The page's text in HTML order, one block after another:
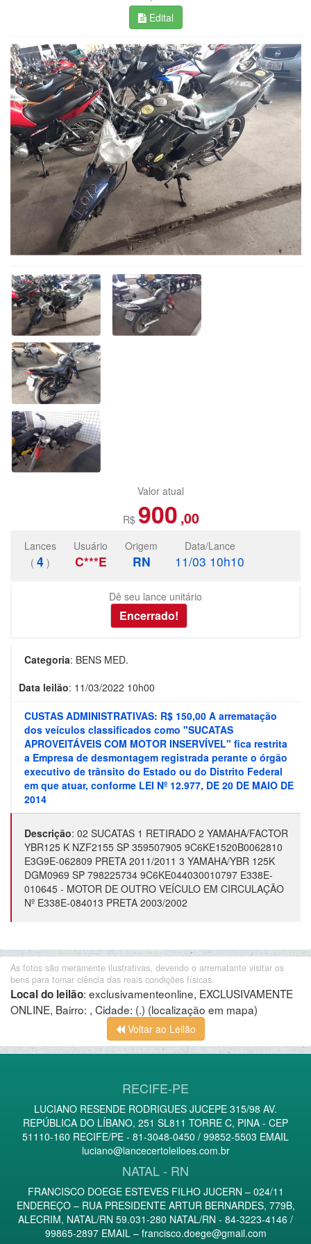
Edital
Valor atual
R$ 900 ,00
Lances
( 4 )
Usuário
C***E
Origem
RN
Data/Lance
11/03 10h10
Dê seu lance unitário
Categoria: BENS MED.
Data leilão: 11/03/2022 10h00
CUSTAS ADMINISTRATIVAS: R$ 150,00 A arrematação
dos veículos classificados como "SUCATAS
APROVEITÁVEIS COM MOTOR INSERVÍVEL" fica restrita
a Empresa de desmontagem registrada perante o órgão
executivo de trânsito do Estado ou do Distrito Federal
em que atuar, conforme LEI Nº 12.977, DE 20 DE MAIO DE
2014
Descrição: 02 SUCATAS 1 RETIRADO 2 YAMAHA/FACTOR
YBR125 K NZF2155 SP 359507905 9C6KE1520B0062810
E3G9E-062809 PRETA 2011/2011 3 YAMAHA/YBR 125K
DGM0969 SP 798225734 9C6KE044030010797 E338E-
010645 - MOTOR DE OUTRO VEÍCULO EM CIRCULAÇÃO
Nº E338E-084013 PRETA 2003/2002
As fotos são meramente ilustrativas, devendo o arrematante visitar os
bens para tomar ciência das reais condições físicas.
Local do leilão: exclusivamenteonline, EXCLUSIVAMENTE
ONLINE, Bairro: , Cidade: (.) (localização em mapa)
Voltar ao Leilão
RECIFE-PE
LUCIANO RESENDE RODRIGUES JUCEPE 315/98 AV.
REPÚBLICA DO LÍBANO, 251 SL811 TORRE C, PINA - CEP
51110-160 RECIFE/PE - 81-3048-0450 / 99852-5503 EMAIL
luciano@lancecertoleiloes.com.br
NATAL - RN
FRANCISCO DOEGE ESTEVES FILHO JUCERN – 024/11
ENDEREÇO – RUA PRESIDENTE ARTUR BERNARDES, 779B,
ALECRIM, NATAL/RN 59.031-280 NATAL/RN - 84-3223-4146 /
99865-2897 EMAIL – francisco.doege@gmail.com